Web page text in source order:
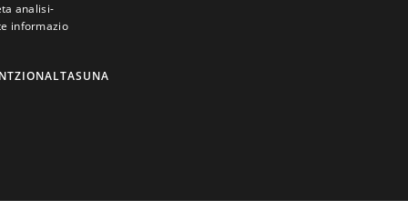
analisi-
informazio